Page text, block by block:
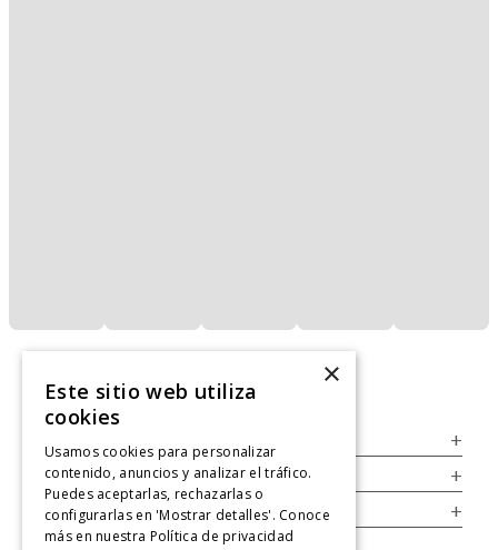
+
Legal +
Cuenta +
×
Este sitio web utiliza
cookies
Usamos cookies para personalizar
contenido, anuncios y analizar el tráfico.
Puedes aceptarlas, rechazarlas o
configurarlas en 'Mostrar detalles'. Conoce
más en nuestra Política de privacidad